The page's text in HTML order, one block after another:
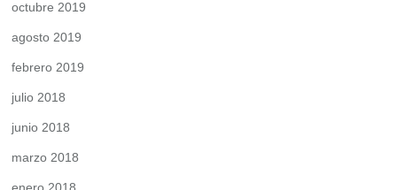
octubre 2019
agosto 2019
febrero 2019
julio 2018
junio 2018
marzo 2018